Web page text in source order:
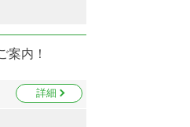
案内！
詳細